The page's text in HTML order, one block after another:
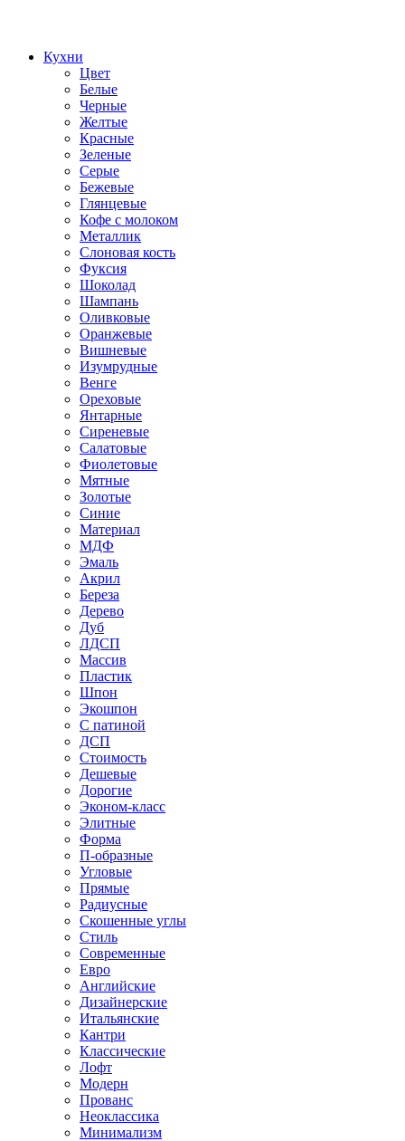
Кухни
Цвет
Белые
Черные
Желтые
Красные
Зеленые
Серые
Бежевые
Глянцевые
Кофе с молоком
Металлик
Слоновая кость
Фуксия
Шоколад
Шампань
Оливковые
Оранжевые
Вишневые
Изумрудные
Венге
Ореховые
Янтарные
Сиреневые
Салатовые
Фиолетовые
Мятные
Золотые
Синие
Материал
МДФ
Эмаль
Акрил
Береза
Дерево
Дуб
ЛДСП
Массив
Пластик
Шпон
Экошпон
С патиной
ДСП
Стоимость
Дешевые
Дорогие
Эконом-класс
Элитные
Форма
П-образные
Угловые
Прямые
Радиусные
Скошенные углы
Стиль
Современные
Евро
Английские
Дизайнерские
Итальянские
Кантри
Классические
Лофт
Модерн
Прованс
Неоклассика
Минимализм